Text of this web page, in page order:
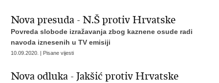
Nova presuda - N.Š protiv Hrvatske
Povreda slobode izražavanja zbog kaznene osude radi
navoda iznesenih u TV emisiji
10.09.2020. | Pisane vijesti
Nova odluka - Jakšić protiv Hrvatske